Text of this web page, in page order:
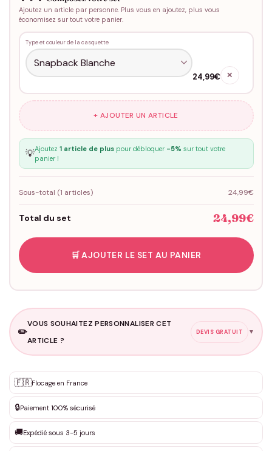
Ajoutez un article par personne. Plus vous en ajoutez, plus vous
économisez sur tout votre panier.
Type et couleur de la casquette
24,99€ ✕
+ AJOUTER UN ARTICLE
💡Ajoutez 1 article de pluspour débloquer -5% sur tout votre
panier !
Sous-total (1 articles) 24,99€
Total du set 24,99€
🛒 AJOUTER LE SET AU PANIER
✏️
VOUS SOUHAITEZ PERSONNALISER CET
ARTICLE ?
DEVIS GRATUIT ▼
✨ Personnalisation sur mesure
DEVIS GRATUIT · Personnalisation de 3 à 10€ selon la demande
Que souhaitez-vous ?*
🇫🇷Flocage en France
🔒Paiement 100% sécurisé
🚚Expédié sous 3-5 jours